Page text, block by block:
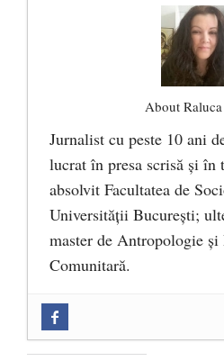
About
Jurnalist cu peste 10 ani
lucrat în presa scrisă și
absolvit Facultatea de
Universității București;
master de Antropologie și
Comunitară.
Mănăstirea „Sfânta